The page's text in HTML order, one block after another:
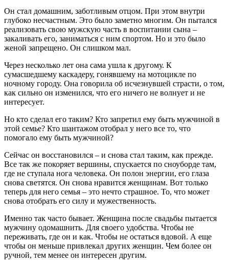
Он стал домашним, заботливым отцом. При этом внутри
глубоко несчастным. Это было заметно многим. Он пытался
реализовать свою мужскую часть в воспитании сына –
закаливать его, заниматься с ним спортом. Но и это было
женой запрещено. Он слишком мал.
Через несколько лет она сама ушла к другому. К
сумасшедшему каскадеру, гонявшему на мотоцикле по
ночному городу. Она говорила об исчезнувшей страсти, о том,
как сильно он изменился, что его ничего не волнует и не
интересует.
Но кто сделал его таким? Кто запретил ему быть мужчиной в
этой семье? Кто шантажом отобрал у него все то, что
помогало ему быть мужчиной?
Сейчас он восстановился – и снова стал таким, как прежде.
Все так же покоряет вершины, спускается по сноуборде там,
где не ступала нога человека. Он полон энергии, его глаза
снова светятся. Он снова нравится женщинам. Вот только
теперь для него семья – это нечто страшное. То, что может
снова отобрать его силу и мужественность.
Именно так часто бывает. Женщина после свадьбы пытается
мужчину одомашнить. Для своего удобства. Чтобы не
переживать, где он и как. Чтобы не остаться вдовой. А еще
чтобы он меньше привлекал других женщин. Чем более он
ручной, тем менее он интересен другим.